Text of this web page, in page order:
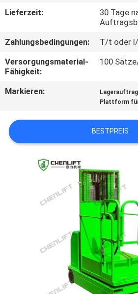
UNS
NEUIGKEITEN
BITTE UM
EIN
SITEMAP
Lieferzeit:
30 Tage
Zahlungsbedingungen:
T/t oder
Versorgungsmaterial-
Fähigkeit:
100
Markieren:
Plattform
BESTPREIS